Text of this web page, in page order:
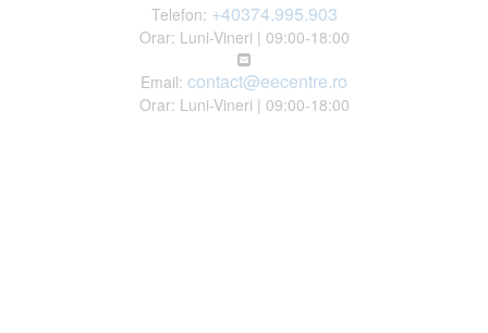
Telefon: +40374.995.903
Orar: Luni-Vineri | 09:00-18:00
Email: contact@eecentre.ro
Orar: Luni-Vineri | 09:00-18:00